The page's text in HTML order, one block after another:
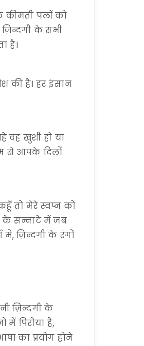
कीमती पलों को
के सभी
है।
की है। हर इंसान
वह खुशी हो या
से आपके दिलों
तो मेरे स्वप्न को
के सन्नाटे में जब
ज़िन्दगी के रंगों
ज़िन्दगी के
पिरोया है,
का प्रयोग होने